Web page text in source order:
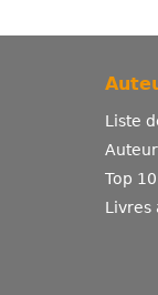
Liste
Top
Livres